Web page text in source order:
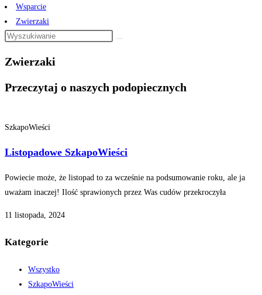
Wsparcie
Zwierzaki
Zwierzaki
Przeczytaj o naszych podopiecznych
SzkapoWieści
Listopadowe SzkapoWieści
Powiecie może, że listopad to za wcześnie na podsumowanie roku, ale ja
uważam inaczej! Ilość sprawionych przez Was cudów przekroczyła
11 listopada, 2024
Kategorie
Wszystko
SzkapoWieści